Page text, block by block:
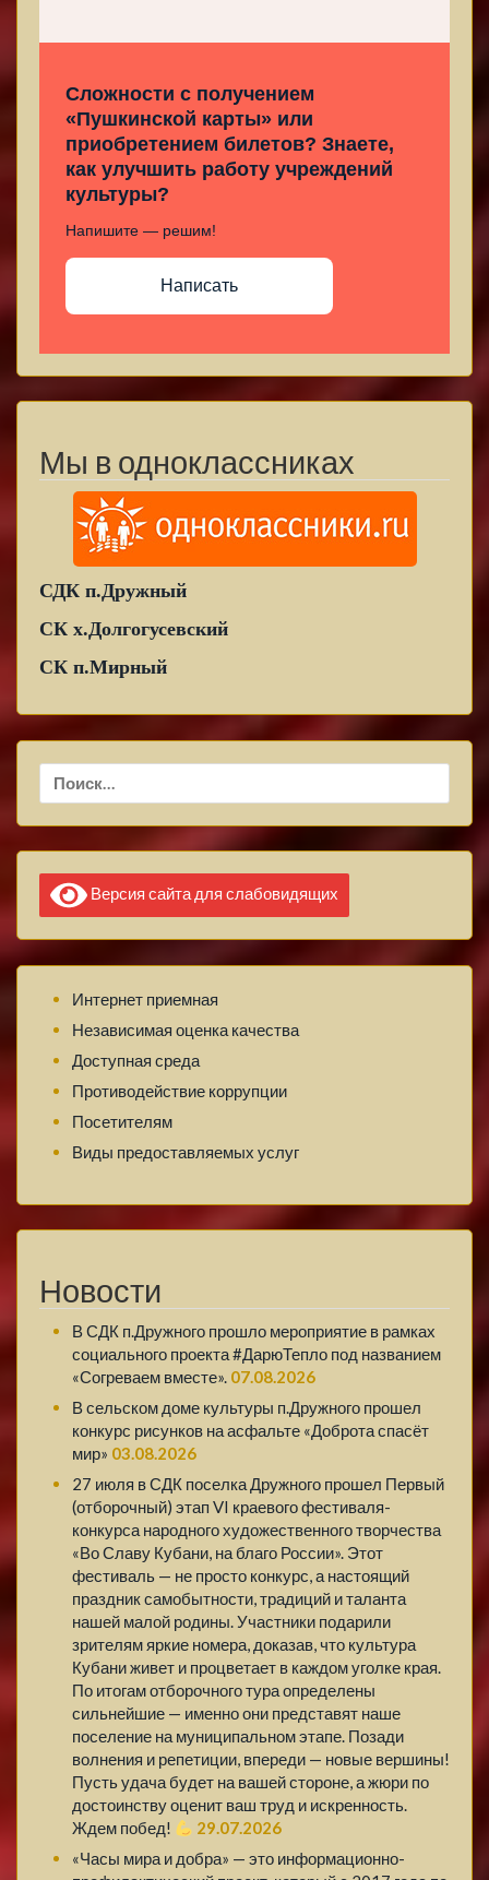
Сложности с получением
«Пушкинской карты» или
приобретением билетов? Знаете,
как улучшить работу учреждений
культуры?
Напишите — решим!
Написать
Мы в одноклассниках
СДК п.Дружный
СК х.Долгогусевский
СК п.Мирный
Версия сайта для слабовидящих
Интернет приемная
Независимая оценка качества
Доступная среда
Противодействие коррупции
Посетителям
Виды предоставляемых услуг
Новости
В СДК п.Дружного прошло мероприятие в рамках
социального проекта #ДарюТепло под названием
«Согреваем вместе». 07.08.2026
В сельском доме культуры п.Дружного прошел
конкурс рисунков на асфальте «Доброта спасёт
мир» 03.08.2026
27 июля в СДК поселка Дружного прошел Первый
(отборочный) этап VI краевого фестиваля-
конкурса народного художественного творчества
«Во Славу Кубани, на благо России». Этот
фестиваль — не просто конкурс, а настоящий
праздник самобытности, традиций и таланта
нашей малой родины. Участники подарили
зрителям яркие номера, доказав, что культура
Кубани живет и процветает в каждом уголке края.
По итогам отборочного тура определены
сильнейшие — именно они представят наше
поселение на муниципальном этапе. Позади
волнения и репетиции, впереди — новые вершины!
Пусть удача будет на вашей стороне, а жюри по
достоинству оценит ваш труд и искренность.
Ждем побед!
29.07.2026
«Часы мира и добра» — это информационно-